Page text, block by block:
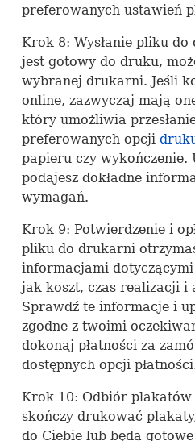
preferowanych ustawień
Krok 8: Wysłanie pliku
jest gotowy do druku,
wybranej drukarni. Jeśli
online, zazwyczaj mają
który umożliwia
preferowanych opcji
papieru czy wykończenie.
podajesz dokładne
wymagań.
Krok 9: Potwierdzenie i
pliku do drukarni
informacjami
jak koszt, czas realizacji i
Sprawdź te informacje i
zgodne z twoimi
dokonaj płatności za
dostępnych opcji
Krok 10: Odbiór
skończy drukować
do Ciebie lub będą